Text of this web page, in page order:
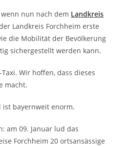
nun nach dem Landkreis
Landkreis Forchheim erste
die Mobilität der Bevölkerung
sichergestellt werden kann.
Wir hoffen, dass dieses
macht.
ist bayernweit enorm.
am 09. Januar lud das
Forchheim 20 ortsansässige